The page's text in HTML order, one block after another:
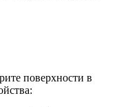
поверхности в